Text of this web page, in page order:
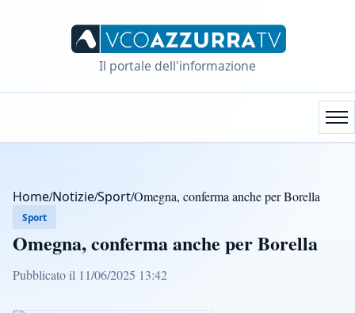
Il portale dell'informazione
Home/Notizie/Sport/Omegna, conferma anche per Borella
Sport
Omegna, conferma anche per Borella
Pubblicato il 11/06/2025 13:42